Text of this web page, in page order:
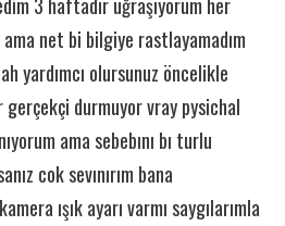
ama net bi bilgiye rastlayamadım
yardımcı olursunuz öncelikle
durmuyor vray pysichal
ama sebebını bı turlu
cok sevınırım bana
ışık ayarı varmı saygılarımla